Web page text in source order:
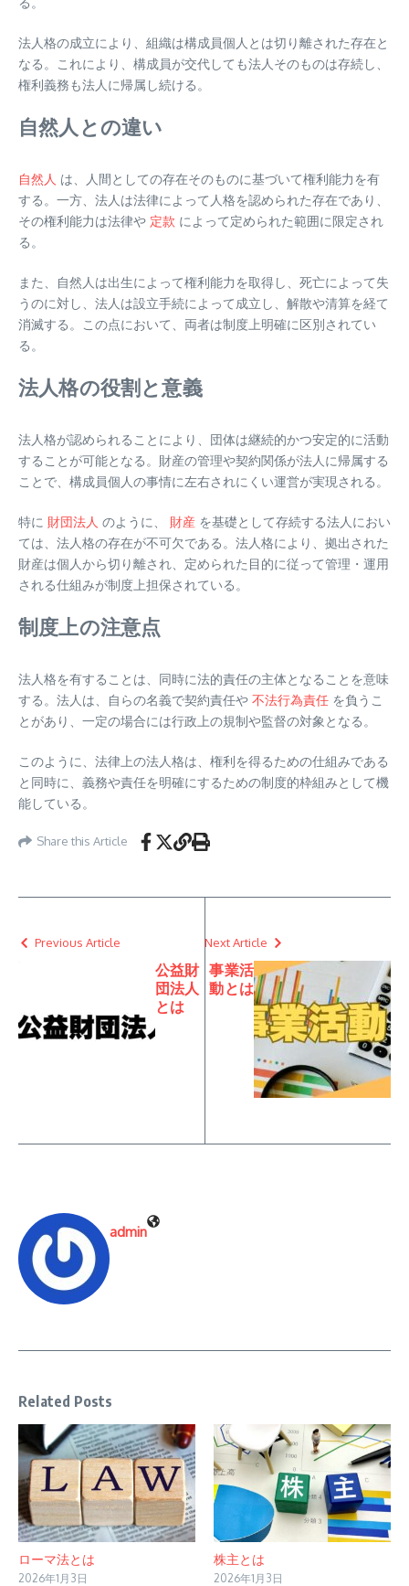
法人格の成立により、組織は構成員個人とは切り離された存在と
なる。これにより、構成員が交代しても法人そのものは存続し、
権利義務も法人に帰属し続ける。
自然人との違い
自然人 は、人間としての存在そのものに基づいて権利能力を有
する。一方、法人は法律によって人格を認められた存在であり、
その権利能力は法律や 定款 によって定められた範囲に限定され
る。
また、自然人は出生によって権利能力を取得し、死亡によって失
うのに対し、法人は設立手続によって成立し、解散や清算を経て
消滅する。この点において、両者は制度上明確に区別されてい
る。
法人格の役割と意義
法人格が認められることにより、団体は継続的かつ安定的に活動
することが可能となる。財産の管理や契約関係が法人に帰属する
ことで、構成員個人の事情に左右されにくい運営が実現される。
特に 財団法人 のように、 財産 を基礎として存続する法人におい
ては、法人格の存在が不可欠である。法人格により、拠出された
財産は個人から切り離され、定められた目的に従って管理・運用
される仕組みが制度上担保されている。
制度上の注意点
法人格を有することは、同時に法的責任の主体となることを意味
する。法人は、自らの名義で契約責任や 不法行為責任 を負うこ
とがあり、一定の場合には行政上の規制や監督の対象となる。
このように、法律上の法人格は、権利を得るための仕組みである
と同時に、義務や責任を明確にするための制度的枠組みとして機
能している。
Share this Article
Previous Article
公益財
団法人
とは
Next Article
事業活
動とは
admin
Related Posts
ローマ法とは
2026年1月3日
株主とは
2026年1月3日